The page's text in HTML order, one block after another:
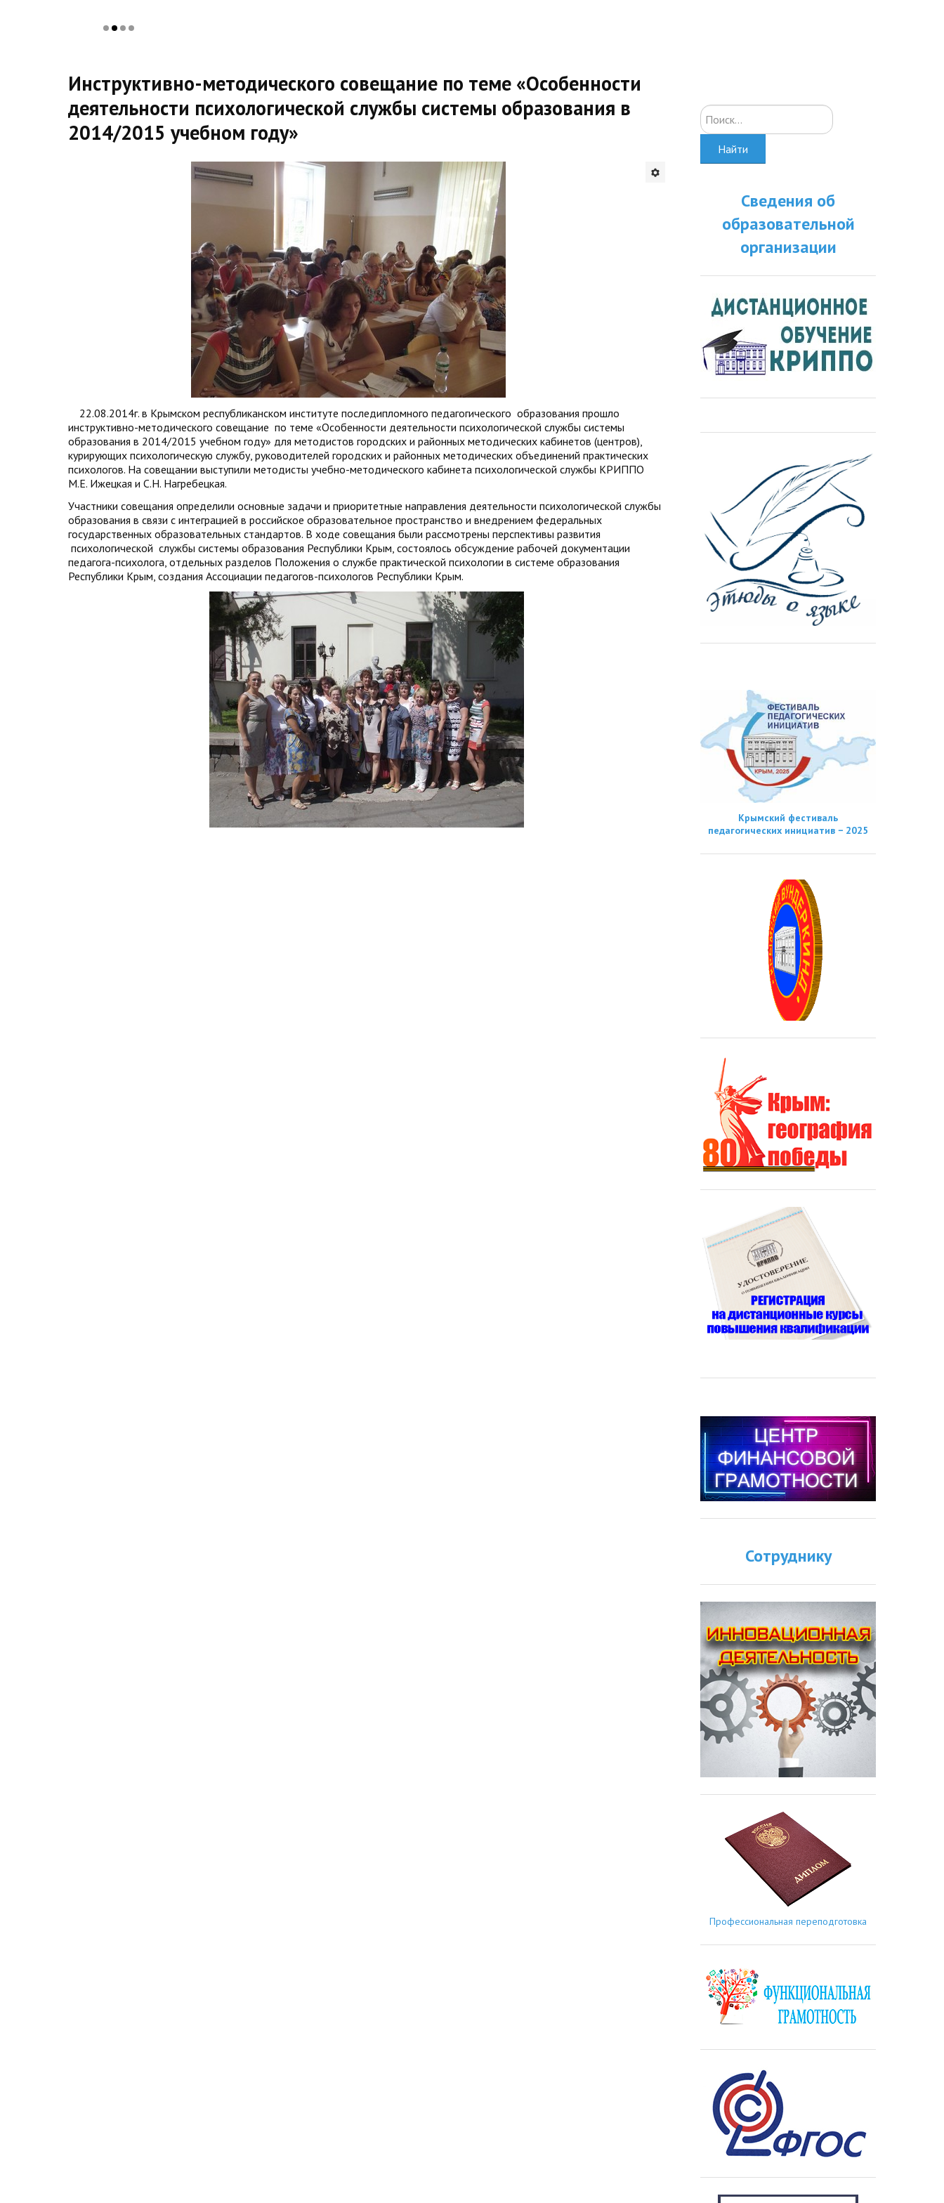
Инструктивно-методического совещание по теме «Особенности
деятельности психологической службы системы образования в
2014/2015 учебном году»
22.08.2014г. в Крымском республиканском институте последипломного педагогического образования прошло
инструктивно-методического совещание по теме «Особенности деятельности психологической службы системы
образования в 2014/2015 учебном году» для методистов городских и районных методических кабинетов (центров),
курирующих психологическую службу, руководителей городских и районных методических объединений практических
психологов. На совещании выступили методисты учебно-методического кабинета психологической службы КРИППО
М.Е. Ижецкая и С.Н. Нагребецкая.
Участники совещания определили основные задачи и приоритетные направления деятельности психологической службы
образования в связи с интеграцией в российское образовательное пространство и внедрением федеральных
государственных образовательных стандартов. В ходе совещания были рассмотрены перспективы развития
психологической службы системы образования Республики Крым, состоялось обсуждение рабочей документации
педагога-психолога, отдельных разделов Положения о службе практической психологии в системе образования
Республики Крым, создания Ассоциации педагогов-психологов Республики Крым.
Искать...
Найти
Сведения об
образовательной
организации
Крымский фестиваль
педагогических инициатив − 2025
Сотруднику
Профессиональная переподготовка